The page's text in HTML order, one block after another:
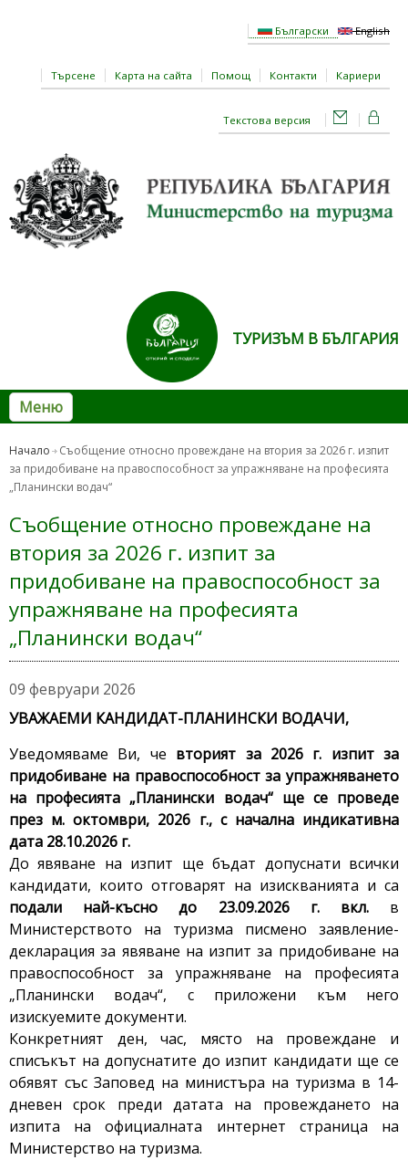
Български English
Търсене Карта на сайта Помощ Контакти Кариери
Текстова версия
ТУРИЗЪМ В БЪЛГАРИЯ
Меню
Начало
Съобщение относно провеждане на втория за 2026 г. изпит
за придобиване на правоспособност за упражняване на професията
„Планински водач“
Съобщение относно провеждане на
втория за 2026 г. изпит за
придобиване на правоспособност за
упражняване на професията
„Планински водач“
09 февруари 2026
УВАЖАЕМИ КАНДИДАТ-ПЛАНИНСКИ ВОДАЧИ,
Уведомяваме Ви, че вторият за 2026 г. изпит за
придобиване на правоспособност за упражняването
на професията „Планински водач“ ще се проведе
през м. октомври, 2026 г., с начална индикативна
дата 28.10.2026 г.
До явяване на изпит ще бъдат допуснати всички
кандидати, които отговарят на изискванията и са
подали най-късно до 23.09.2026 г. вкл.в
Министерството на туризма писмено заявление-
декларация за явяване на изпит за придобиване на
правоспособност за упражняване на професията
„Планински водач“, с приложени към него
изискуемите документи.
Конкретният ден, час, място на провеждане и
списъкът на допуснатите до изпит кандидати ще се
обявят със Заповед на министъра на туризма в 14-
дневен срок преди датата на провеждането на
изпита на официалната интернет страница на
Министерство на туризма.